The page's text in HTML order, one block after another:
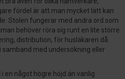
fördel är att man mycket lätt kan
Stolen fungerar med andra ord som
behöver röra sig runt en lite större
distribution, för husläkaren då
med undersökning eller
en något högre höjd än vanlig